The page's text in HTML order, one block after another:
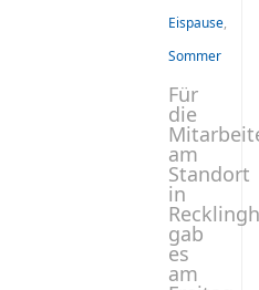
Eispause,
Sommer
Für
die
am
Standort
in
gab
es
am